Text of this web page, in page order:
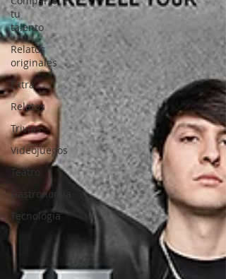
tu
talento
Relatos
originales
Extra
Relatos
Trivias
Videojuegos
Teatro
Gastronomía
Tecnología